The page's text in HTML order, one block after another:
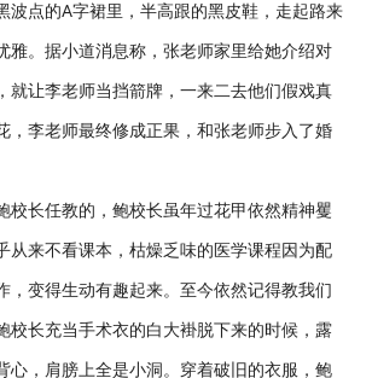
波点的A字裙里，半高跟的黑皮鞋，走起路来
雅。据小道消息称，张老师家里给她介绍对
就让李老师当挡箭牌，一来二去他们假戏真
，李老师最终修成正果，和张老师步入了婚
长任教的，鲍校长虽年过花甲依然精神矍
从来不看课本，枯燥乏味的医学课程因为配
，变得生动有趣起来。至今依然记得教我们
校长充当手术衣的白大褂脱下来的时候，露
心，肩膀上全是小洞。穿着破旧的衣服，鲍